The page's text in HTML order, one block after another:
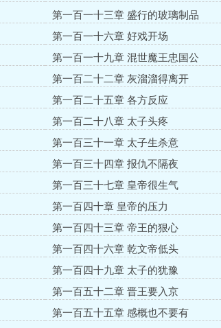
第一百一十三章 盛行的玻璃制品
第一百一十六章 好戏开场
第一百一十九章 混世魔王忠国公
第一百二十二章 灰溜溜得离开
第一百二十五章 各方反应
第一百二十八章 太子头疼
第一百三十一章 太子生杀意
第一百三十四章 报仇不隔夜
第一百三十七章 皇帝很生气
第一百四十章 皇帝的压力
第一百四十三章 帝王的狠心
第一百四十六章 乾文帝低头
第一百四十九章 太子的犹豫
第一百五十二章 晋王要入京
第一百五十五章 感概也不要有